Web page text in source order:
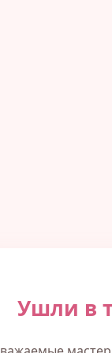
Ушли в